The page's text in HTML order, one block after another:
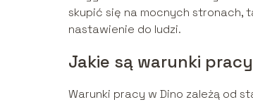
skupić się na mocnych stronach,
nastawienie do ludzi.
Jakie są warunki
Warunki pracy w Dino zależą od